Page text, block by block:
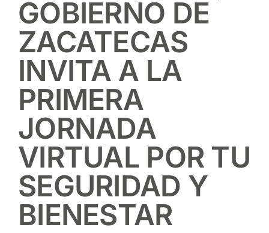
GOBIERNO DE
ZACATECAS
INVITA A LA
PRIMERA
JORNADA
VIRTUAL POR TU
SEGURIDAD Y
BIENESTAR